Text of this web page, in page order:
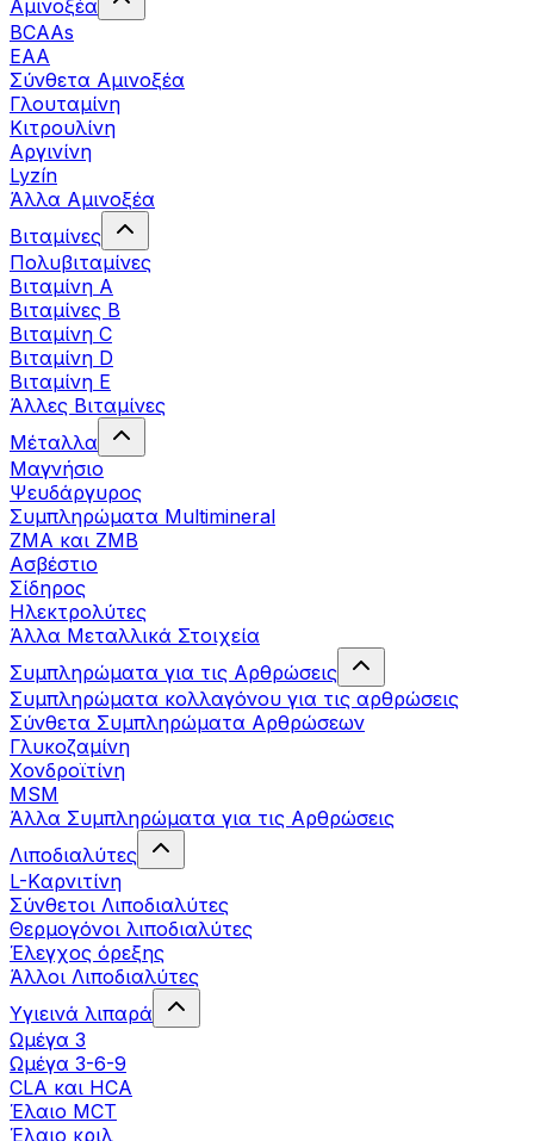
Αμινοξέα
BCAAs
EAA
Σύνθετα Αμινοξέα
Γλουταμίνη
Κιτρουλίνη
Αργινίνη
Lyzín
Άλλα Αμινοξέα
Βιταμίνες
Πολυβιταμίνες
Βιταμίνη Α
Βιταμίνες Β
Βιταμίνη C
Βιταμίνη D
Βιταμίνη Ε
Άλλες Βιταμίνες
Μέταλλα
Μαγνήσιο
Ψευδάργυρος
Συμπληρώματα Multimineral
ZMA και ZMB
Ασβέστιο
Σίδηρος
Ηλεκτρολύτες
Άλλα Mεταλλικά Στοιχεία
Συμπληρώματα για τις Αρθρώσεις
Συμπληρώματα κολλαγόνου για τις αρθρώσεις
Σύνθετα Συμπληρώματα Αρθρώσεων
Γλυκοζαμίνη
Χονδροϊτίνη
MSM
Άλλα Συμπληρώματα για τις Αρθρώσεις
Λιποδιαλύτες
L-Kαρνιτίνη
Σύνθετοι Λιποδιαλύτες
Θερμογόνοι λιποδιαλύτες
Έλεγχος όρεξης
Άλλοι Λιποδιαλύτες
Υγιεινά λιπαρά
Ωμέγα 3
Ωμέγα 3-6-9
CLA και HCA
Έλαιο MCT
Έλαιο κριλ